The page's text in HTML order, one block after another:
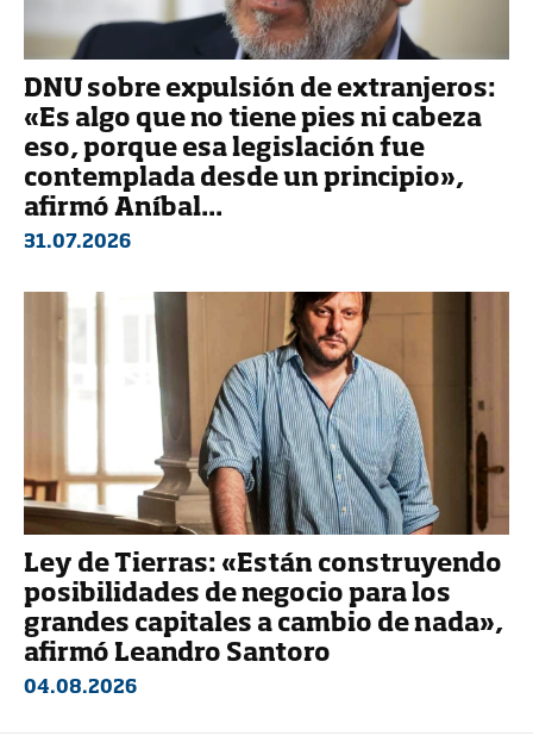
DNU sobre expulsión de extranjeros:
«Es algo que no tiene pies ni cabeza
eso, porque esa legislación fue
contemplada desde un principio»,
afirmó Aníbal...
31.07.2026
Ley de Tierras: «Están construyendo
posibilidades de negocio para los
grandes capitales a cambio de nada»,
afirmó Leandro Santoro
04.08.2026